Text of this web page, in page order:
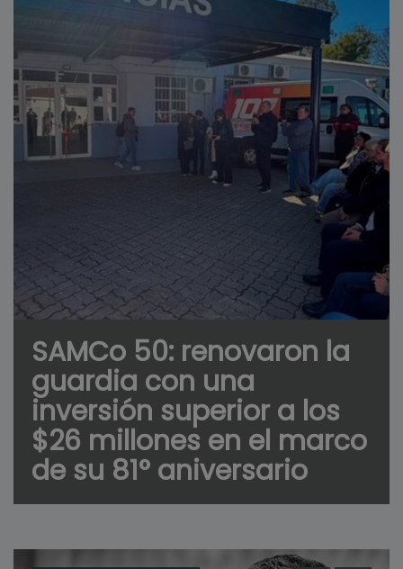
SAMCo 50: renovaron la
guardia con una
inversión superior a los
$26 millones en el marco
de su 81° aniversario